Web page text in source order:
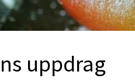
uppdrag